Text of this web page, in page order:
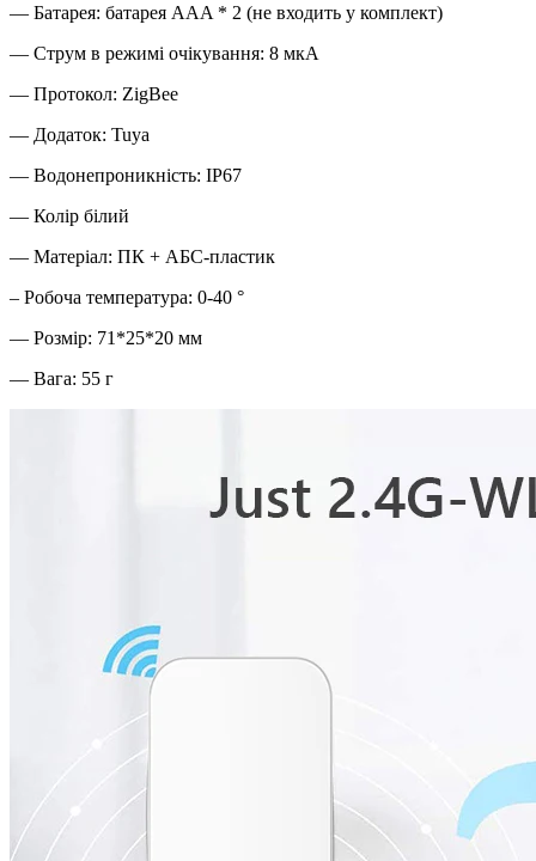
— Батарея: батарея AAA * 2 (не входить у комплект)
— Струм в режимі очікування: 8 мкА
— Протокол: ZigBee
— Додаток: Tuya
— Водонепроникність: IP67
— Колір білий
— Матеріал: ПК + АБС-пластик
– Робоча температура: 0-40 °
— Розмір: 71*25*20 мм
— Вага: 55 г